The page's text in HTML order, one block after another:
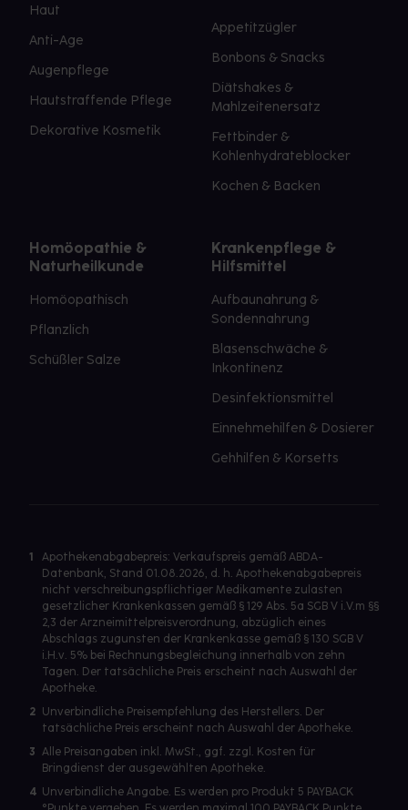
Haut
Anti-Age
Augenpflege
Hautstraffende Pflege
Dekorative Kosmetik
Appetitzügler
Bonbons & Snacks
Diätshakes &
Mahlzeitenersatz
Fettbinder &
Kohlenhydrateblocker
Kochen & Backen
Homöopathie &
Naturheilkunde
Homöopathisch
Pflanzlich
Schüßler Salze
Krankenpflege &
Hilfsmittel
Aufbaunahrung &
Sondennahrung
Blasenschwäche &
Inkontinenz
Desinfektionsmittel
Einnehmehilfen & Dosierer
Gehhilfen & Korsetts
1
Apothekenabgabepreis: Verkaufspreis gemäß ABDA-
Datenbank, Stand 01.08.2026, d. h. Apothekenabgabepreis
nicht verschreibungspflichtiger Medikamente zulasten
gesetzlicher Krankenkassen gemäß § 129 Abs. 5a SGB V i.V.m §§
2,3 der Arzneimittelpreisverordnung, abzüglich eines
Abschlags zugunsten der Krankenkasse gemäß § 130 SGB V
i.H.v. 5% bei Rechnungsbegleichung innerhalb von zehn
Tagen. Der tatsächliche Preis erscheint nach Auswahl der
Apotheke.
2 Unverbindliche Preisempfehlung des Herstellers. Der
tatsächliche Preis erscheint nach Auswahl der Apotheke.
3 Alle Preisangaben inkl. MwSt., ggf. zzgl. Kosten für
Bringdienst der ausgewählten Apotheke.
4 Unverbindliche Angabe. Es werden pro Produkt 5 PAYBACK